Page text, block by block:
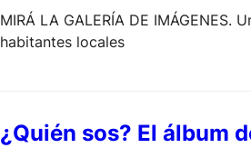
MIRÁ LA GALERÍA DE
habitantes locales
¿Quién sos? El álbum